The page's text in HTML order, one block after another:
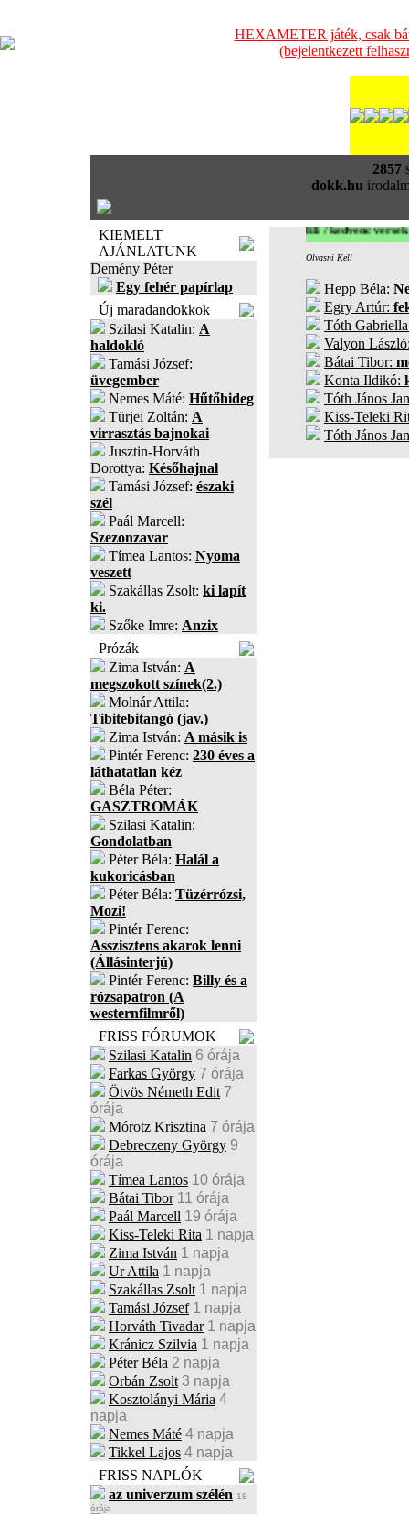
HEXAMETER játék, csak
(bejelentkezett
2857
dokk.hu
KIEMELT
AJÁNLATUNK
Demény Péter
Egy fehér papírlap
Új maradandokkok
Szilasi Katalin: A
haldokló
Tamási József:
üvegember
Nemes Máté: Hűtőhideg
Türjei Zoltán: A
virrasztás bajnokai
Jusztin-Horváth
Dorottya: Későhajnal
Tamási József: északi
szél
Paál Marcell:
Szezonzavar
Tímea Lantos: Nyoma
veszett
Szakállas Zsolt: ki lapít
ki.
Szőke Imre: Anzix
Prózák
Zima István: A
megszokott színek(2.)
Molnár Attila:
Tibitebitangó (jav.)
Zima István: A másik is
Pintér Ferenc: 230 éves a
láthatatlan kéz
Béla Péter:
GASZTROMÁK
Szilasi Katalin:
Gondolatban
Péter Béla: Halál a
kukoricásban
Péter Béla: Tüzérrózsi,
Mozi!
Pintér Ferenc:
Asszisztens akarok lenni
(Állásinterjú)
Pintér Ferenc: Billy és a
rózsapatron (A
westernfilmről)
FRISS FÓRUMOK
Szilasi Katalin 6 órája
Farkas György 7 órája
Ötvös Németh Edit 7
órája
Mórotz Krisztina 7 órája
Debreczeny György 9
órája
Tímea Lantos 10 órája
Bátai Tibor 11 órája
Paál Marcell 19 órája
Kiss-Teleki Rita 1 napja
Zima István 1 napja
Ur Attila 1 napja
Szakállas Zsolt 1 napja
Tamási József 1 napja
Horváth Tivadar 1 napja
Kránicz Szilvia 1 napja
Péter Béla 2 napja
Orbán Zsolt 3 napja
Kosztolányi Mária 4
napja
Nemes Máté 4 napja
Tikkel Lajos 4 napja
FRISS NAPLÓK
az univerzum szélén 18
órája
lili / kedvenc versek
Olvasni Kell
Hepp Béla:
Egry Artúr:
Tóth
Valyon
Bátai Tibor:
Konta Ildikó:
Tóth János
Kiss-Teleki
Tóth János